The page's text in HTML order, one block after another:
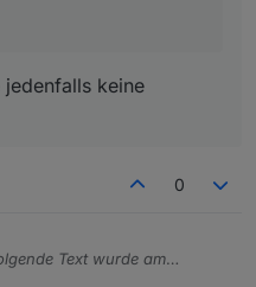
keine
0
Text wurde am